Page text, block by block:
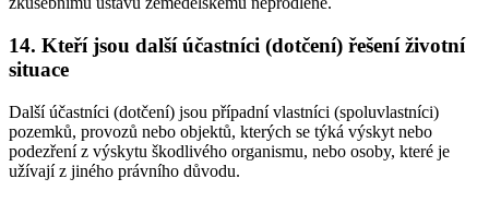
14. Kteří jsou další účastníci (dotčení) řešení životní
situace
Další účastníci (dotčení) jsou případní vlastníci (spoluvlastníci)
pozemků, provozů nebo objektů, kterých se týká výskyt nebo
podezření z výskytu škodlivého organismu, nebo osoby, které je
užívají z jiného právního důvodu.